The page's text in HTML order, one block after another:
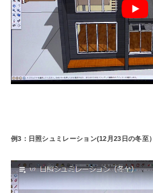
例3：日照シュミレーション(12月23日の冬至）